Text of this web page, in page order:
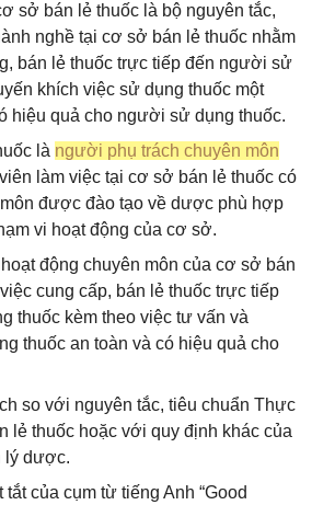
sở bán lẻ thuốc là bộ nguyên tắc,
nghề tại cơ sở bán lẻ thuốc nhằm
bán lẻ thuốc trực tiếp đến người sử
khích việc sử dụng thuốc một
hiệu quả cho người sử dụng thuốc.
là người phụ trách chuyên môn
làm việc tại cơ sở bán lẻ thuốc có
được đào tạo về dược phù hợp
vi hoạt động của cơ sở.
động chuyên môn của cơ sở bán
cung cấp, bán lẻ thuốc trực tiếp
thuốc kèm theo việc tư vấn và
thuốc an toàn và có hiệu quả cho
so với nguyên tắc, tiêu chuẩn Thực
lẻ thuốc hoặc với quy định khác của
lý dược.
của cụm từ tiếng Anh “Good